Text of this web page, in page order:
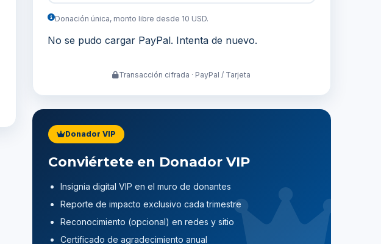
Donación única, monto libre desde 10 USD.
No se pudo cargar PayPal. Intenta de nuevo.
Transacción cifrada · PayPal / Tarjeta
Donador VIP
Conviértete en Donador VIP
Insignia digital VIP en el muro de donantes
Reporte de impacto exclusivo cada trimestre
Reconocimiento (opcional) en redes y sitio
Certificado de agradecimiento anual